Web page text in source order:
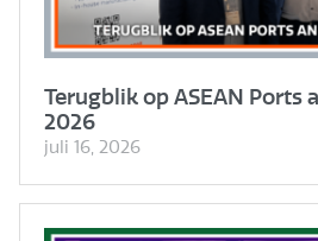
Terugblik op ASEAN Ports
2026
juli 16, 2026